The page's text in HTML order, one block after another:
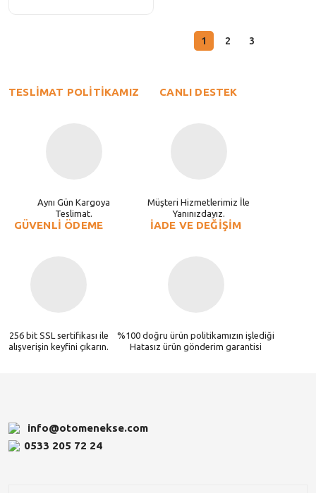
1 2 3
TESLİMAT POLİTİKAMIZ
Aynı Gün Kargoya
Teslimat.
CANLI DESTEK
Müşteri Hizmetlerimiz İle
Yanınızdayız.
GÜVENLİ ÖDEME
256 bit SSL sertifikası ile
alışverişin keyfini çıkarın.
İADE VE DEĞİŞİM
%100 doğru ürün politikamızın işlediği
Hatasız ürün gönderim garantisi
info@otomenekse.com
0533 205 72 24